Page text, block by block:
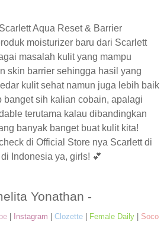
Aqua Reset & Barrier
moisturizer baru dari Scarlett
masalah kulit yang mampu
skin barrier sehingga hasil yang
kulit sehat namun juga lebih baik
banget sih kalian cobain, apalagi
terutama kalau dibandingkan
banyak banget buat kulit kita!
di Official Store nya Scarlett di
Indonesia ya, girls! 💕
Yonathan -
| Instagram | Clozette | Female Daily | Soco